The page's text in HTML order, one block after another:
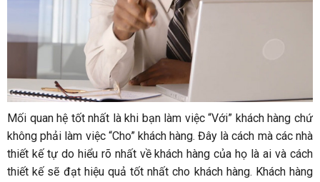
Mối quan hệ tốt nhất là khi bạn làm việc “Với” khách hàng chứ
không phải làm việc “Cho” khách hàng. Đây là cách mà các nhà
thiết kế tự do hiểu rõ nhất về khách hàng của họ là ai và cách
thiết kế sẽ đạt hiệu quả tốt nhất cho khách hàng. Khách hàng